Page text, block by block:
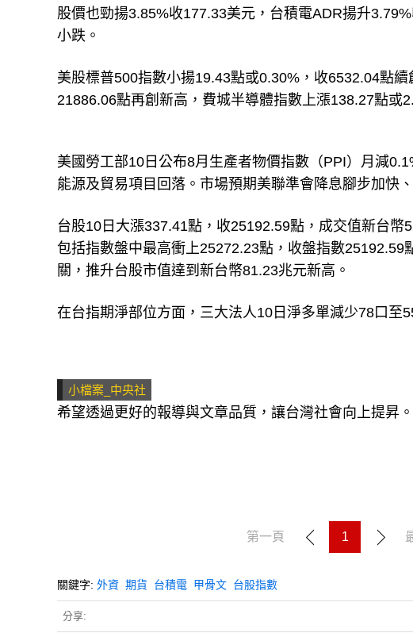
股價也勁揚3.85%收177.33美元，台積電ADR揚升
小跌。
美股標普500指數小揚19.43點或0.30%，收6532.04點
21886.06點再創新高，費城半導體指數上漲138.27點或
美國勞工部10日公布8月生產者物價指數（PPI）月減
能源及貿易項目回落。市場預期美聯準會降息腳步加快
台股10日大漲337.41點，收25192.59點，成交值新台幣
包括指數盤中最高衝上25272.23點，收盤指數
關，推升台股市值達到新台幣81.23兆元新高。
在台指期淨部位方面，三大法人10日淨多單減少78口至
小檔案_中央社
希望透過更好的報導與文章品質，讓台灣社會向上提昇。
第一頁 1
關鍵字: 外資 期貨 台積電 甲骨文 台股指數
分享: